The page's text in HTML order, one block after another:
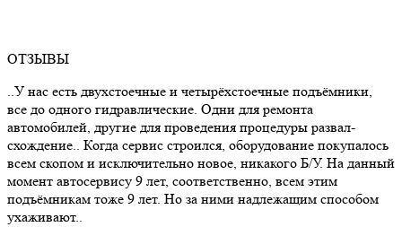
ОТЗЫВЫ
..У нас есть двухстоечные и четырёхстоечные подъёмники,
все до одного гидравлические. Одни для ремонта
автомобилей, другие для проведения процедуры развал-
схождение.. Когда сервис строился, оборудование покупалось
всем скопом и исключительно новое, никакого Б/У. На данный
момент автосервису 9 лет, соответственно, всем этим
подъёмникам тоже 9 лет. Но за ними надлежащим способом
ухаживают..